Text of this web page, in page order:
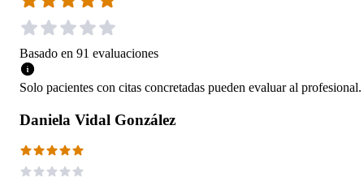
Basado en 91 evaluaciones
Solo pacientes con citas concretadas pueden evaluar al profesional.
Daniela Vidal González